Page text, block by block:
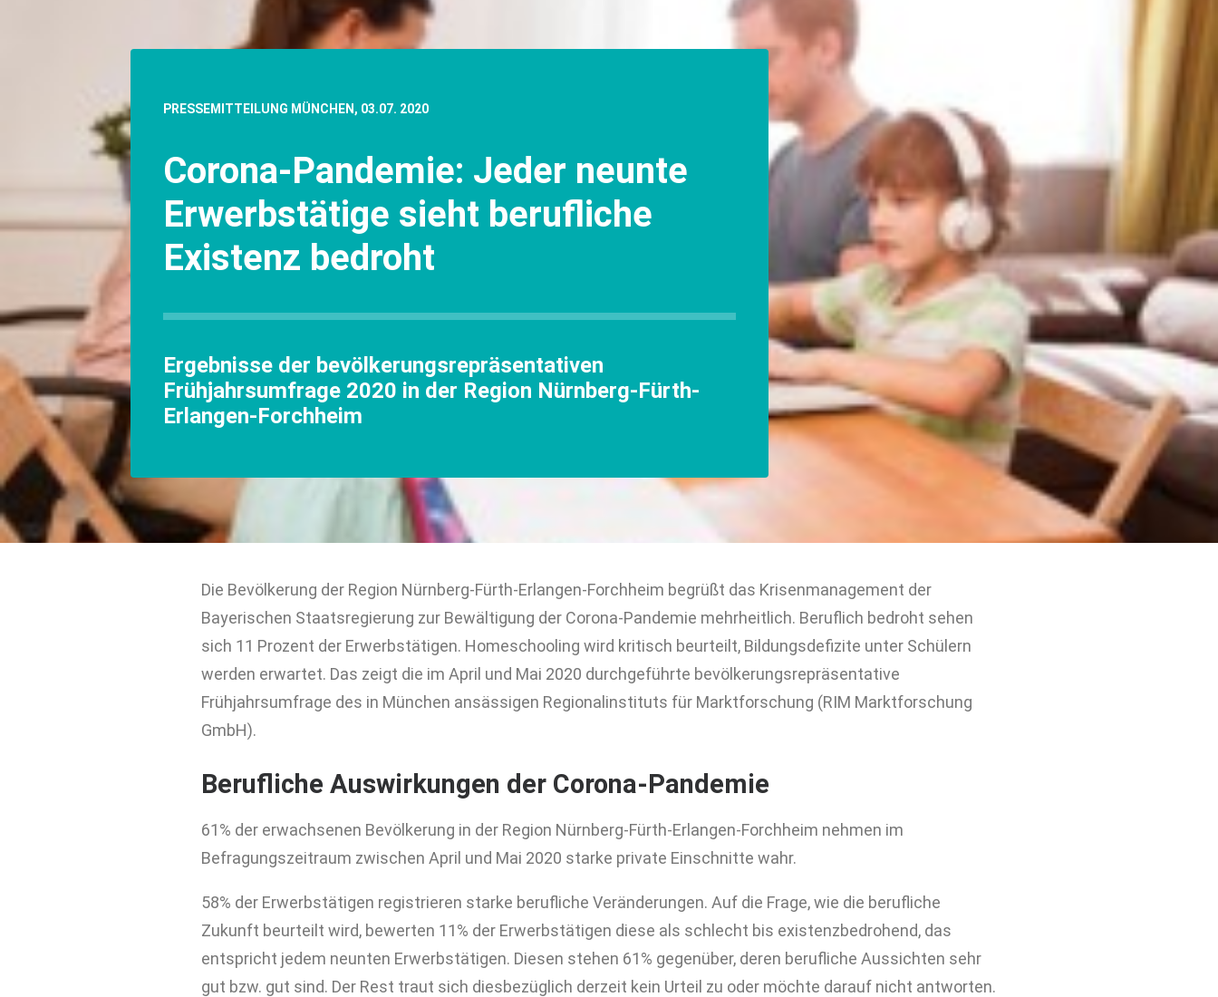
PRESSEMITTEILUNG MÜNCHEN, 03.07. 2020
Corona-Pandemie: Jeder neunte
Erwerbstätige sieht berufliche
Existenz bedroht
Ergebnisse der bevölkerungsrepräsentativen
Frühjahrsumfrage 2020 in der Region Nürnberg-Fürth-
Erlangen-Forchheim
Die Bevölkerung der Region Nürnberg-Fürth-Erlangen-Forchheim begrüßt das Krisenmanagement der
Bayerischen Staatsregierung zur Bewältigung der Corona-Pandemie mehrheitlich. Beruflich bedroht sehen
sich 11 Prozent der Erwerbstätigen. Homeschooling wird kritisch beurteilt, Bildungsdefizite unter Schülern
werden erwartet. Das zeigt die im April und Mai 2020 durchgeführte bevölkerungsrepräsentative
Frühjahrsumfrage des in München ansässigen Regionalinstituts für Marktforschung (RIM Marktforschung
GmbH).
Berufliche Auswirkungen der Corona-Pandemie
61% der erwachsenen Bevölkerung in der Region Nürnberg-Fürth-Erlangen-Forchheim nehmen im
Befragungszeitraum zwischen April und Mai 2020 starke private Einschnitte wahr.
58% der Erwerbstätigen registrieren starke berufliche Veränderungen. Auf die Frage, wie die berufliche
Zukunft beurteilt wird, bewerten 11% der Erwerbstätigen diese als schlecht bis existenzbedrohend, das
entspricht jedem neunten Erwerbstätigen. Diesen stehen 61% gegenüber, deren berufliche Aussichten sehr
gut bzw. gut sind. Der Rest traut sich diesbezüglich derzeit kein Urteil zu oder möchte darauf nicht antworten.